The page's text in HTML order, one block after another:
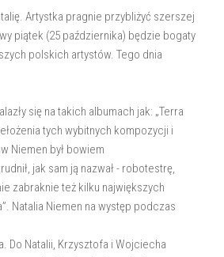
Artystka pragnie przybliżyć szerszej
piątek (25 października) będzie bogaty
polskich artystów. Tego dnia
się na takich albumach jak: „Terra
tych wybitnych kompozycji i
Niemen był bowiem
jak sam ją nazwał - robotestrę,
zabraknie też kilku największych
Natalia Niemen na występ podczas
Natalii, Krzysztofa i Wojciecha